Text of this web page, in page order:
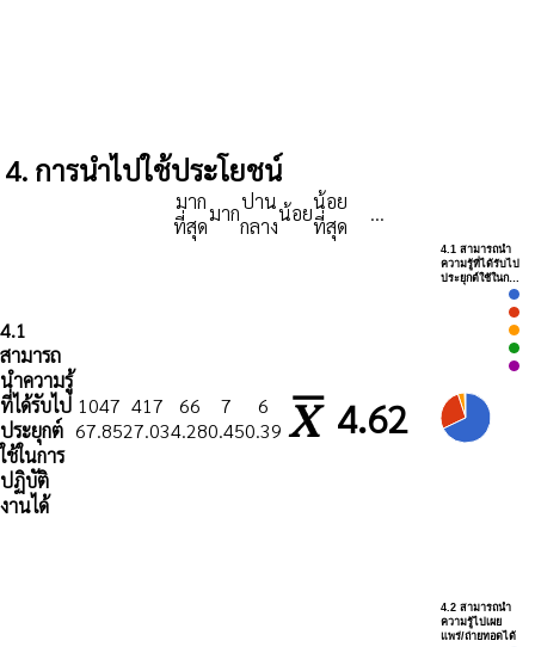
4. การนำไปใช้ประโยชน์
มาก
ที่สุด
มากปาน
กลาง
น้อยน้อย
ที่สุด
...
4.1
สามารถ
นำความรู้
ที่ได้รับไป
ประยุกต์
ใช้ในการ
ปฏิบัติ
งานได้
1047
67.85
417
27.03
66
4.28
7
0.45
6
0.39
4.62
4.1 สามารถนำ
ความรู้ที่ได้รับไป
ประยุกต์ใช้ในก…
4.2 สามารถนำ
ความรู้ไปเผย
แพร่/ถ่ายทอดได้